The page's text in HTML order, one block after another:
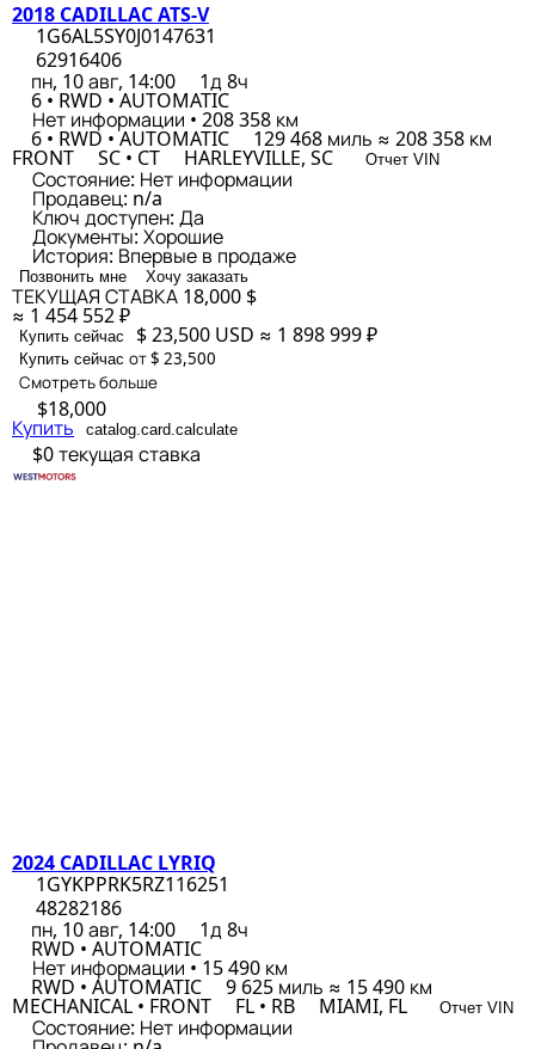
2018 CADILLAC ATS-V
1G6AL5SY0J0147631
62916406
пн, 10 авг, 14:00
1д 8ч
6 • RWD • AUTOMATIC
Нет информации • 208 358 км
6 • RWD • AUTOMATIC 129 468 миль ≈ 208 358 км
FRONT SC • CT HARLEYVILLE, SC Отчет VIN
Состояние: Нет информации
Продавец: n/a
Ключ доступен: Да
Документы: Хорошие
История: Впервые в продаже
Позвонить мне Хочу заказать
ТЕКУЩАЯ СТАВКА 18,000 $
≈ 1 454 552 ₽
Купить сейчас $ 23,500 USD ≈ 1 898 999 ₽
Купить сейчас от $ 23,500
Смотреть больше
$18,000
Купить catalog.card.calculate
$0текущая ставка
2024 CADILLAC LYRIQ
1GYKPPRK5RZ116251
48282186
пн, 10 авг, 14:00
1д 8ч
RWD • AUTOMATIC
Нет информации • 15 490 км
RWD • AUTOMATIC 9 625 миль ≈ 15 490 км
MECHANICAL • FRONT FL • RB MIAMI, FL Отчет VIN
Состояние: Нет информации